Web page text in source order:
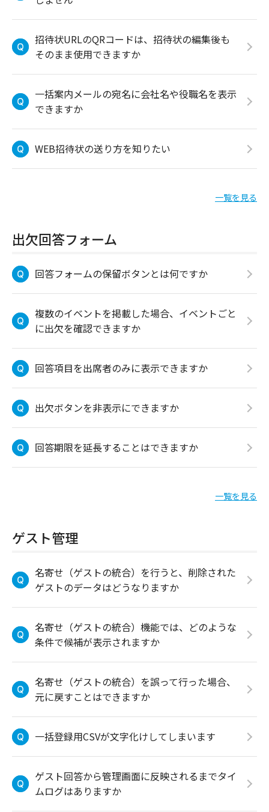
招待状URLのQRコードは、招待状の編集後も
そのまま使用できますか
一括案内メールの宛名に会社名や役職名を表示
できますか
WEB招待状の送り方を知りたい
一覧を見る
出欠回答フォーム
回答フォームの保留ボタンとは何ですか
複数のイベントを掲載した場合、イベントごと
に出欠を確認できますか
回答項目を出席者のみに表示できますか
出欠ボタンを非表示にできますか
回答期限を延長することはできますか
一覧を見る
ゲスト管理
名寄せ（ゲストの統合）を行うと、削除された
ゲストのデータはどうなりますか
名寄せ（ゲストの統合）機能では、どのような
条件で候補が表示されますか
名寄せ（ゲストの統合）を誤って行った場合、
元に戻すことはできますか
一括登録用CSVが文字化けしてしまいます
ゲスト回答から管理画面に反映されるまでタイ
ムログはありますか